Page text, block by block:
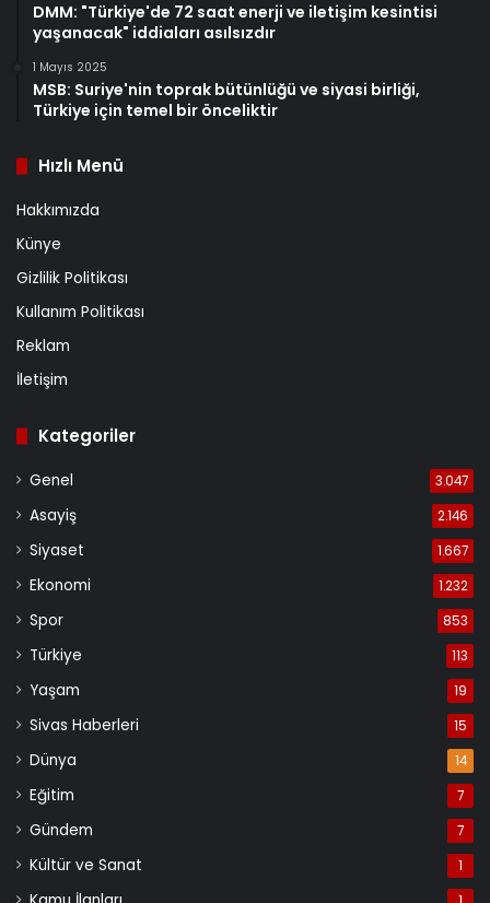
DMM: "Türkiye'de 72 saat enerji ve iletişim kesintisi
yaşanacak" iddiaları asılsızdır
1 Mayıs 2025
MSB: Suriye'nin toprak bütünlüğü ve siyasi birliği,
Türkiye için temel bir önceliktir
Hızlı Menü
Hakkımızda
Künye
Gizlilik Politikası
Kullanım Politikası
Reklam
İletişim
Kategoriler
Genel 3.047
Asayiş 2.146
Siyaset 1.667
Ekonomi 1.232
Spor 853
Türkiye 113
Yaşam 19
Sivas Haberleri 15
Dünya 14
Eğitim 7
Gündem 7
Kültür ve Sanat 1